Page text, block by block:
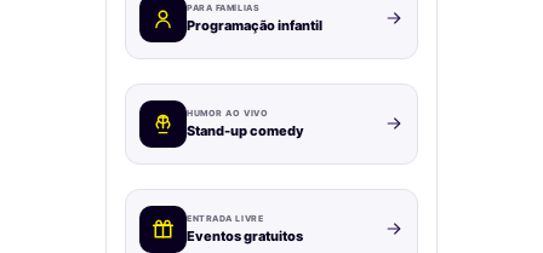
PARA FAMÍLIAS
Programação infantil
HUMOR AO VIVO
Stand-up comedy
ENTRADA LIVRE
Eventos gratuitos